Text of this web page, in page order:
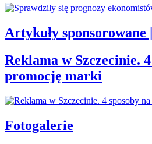
Artykuły sponsorowane
Reklama w Szczecinie.
promocję marki
Fotogalerie